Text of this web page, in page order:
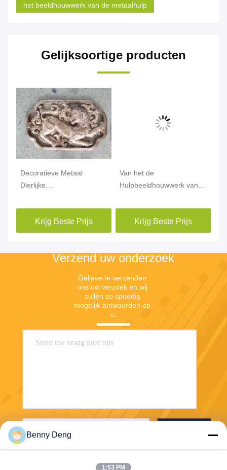
het beeldhouwwerk van de metaalhulp
Gelijksoortige producten
Decoratieve Metaal
Dierlijke
Hulpbeeldhouwwerk van
de Bronsmuur
Krijg Beste Prijs
Van het de
Hulpbeeldhouwwerk van
Stijlmetaal Oude van de de
Muurkunst de
Corrosiestabiliteit
Krijg Beste Prijs
Verzend uw onderzoek
Gelieve te verzenden
ons uw verzoek en wij
zullen zo spoedig
mogelijk antwoorden op
u.
Benny Deng
1:53 PM